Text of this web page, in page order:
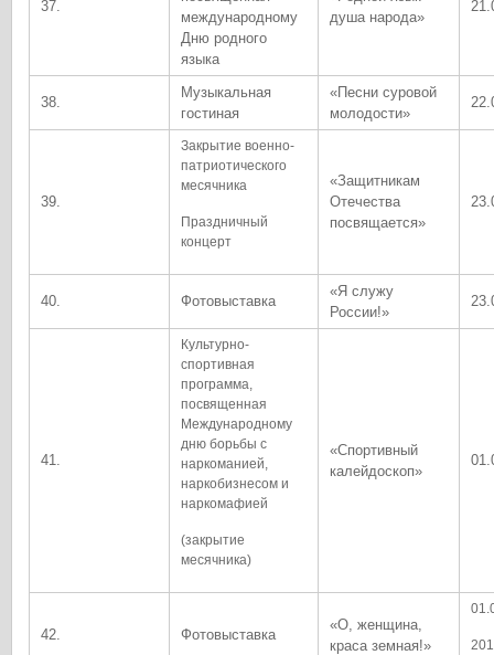
37.
международному
Дню родного
языка
душа народа»
38.
Музыкальная
гостиная
«Песни суровой
молодости»
39.
Закрытие военно-
патриотического
месячника
Праздничный
концерт
«Защитникам
Отечества
посвящается»
40. Фотовыставка
«Я служу
России!»
41.
Культурно-
спортивная
программа,
посвященная
Международному
дню борьбы с
наркоманией,
наркобизнесом и
наркомафией
(закрытие
месячника)
«Спортивный
калейдоскоп»
42. Фотовыставка
«О, женщина,
краса земная!»